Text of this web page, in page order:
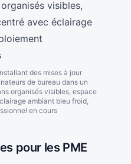
des mises à jour
de bureau dans un
organisés visibles, espace
ambiant bleu froid,
en cours
pour les PME